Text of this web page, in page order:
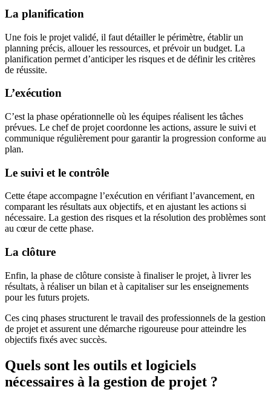
La planification
Une fois le projet validé, il faut détailler le périmètre, établir un
planning précis, allouer les ressources, et prévoir un budget. La
planification permet d’anticiper les risques et de définir les critères
de réussite.
L’exécution
C’est la phase opérationnelle où les équipes réalisent les tâches
prévues. Le chef de projet coordonne les actions, assure le suivi et
communique régulièrement pour garantir la progression conforme au
plan.
Le suivi et le contrôle
Cette étape accompagne l’exécution en vérifiant l’avancement, en
comparant les résultats aux objectifs, et en ajustant les actions si
nécessaire. La gestion des risques et la résolution des problèmes sont
au cœur de cette phase.
La clôture
Enfin, la phase de clôture consiste à finaliser le projet, à livrer les
résultats, à réaliser un bilan et à capitaliser sur les enseignements
pour les futurs projets.
Ces cinq phases structurent le travail des professionnels de la gestion
de projet et assurent une démarche rigoureuse pour atteindre les
objectifs fixés avec succès.
Quels sont les outils et logiciels
nécessaires à la gestion de projet ?